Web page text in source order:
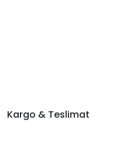
Kargo & Teslimat